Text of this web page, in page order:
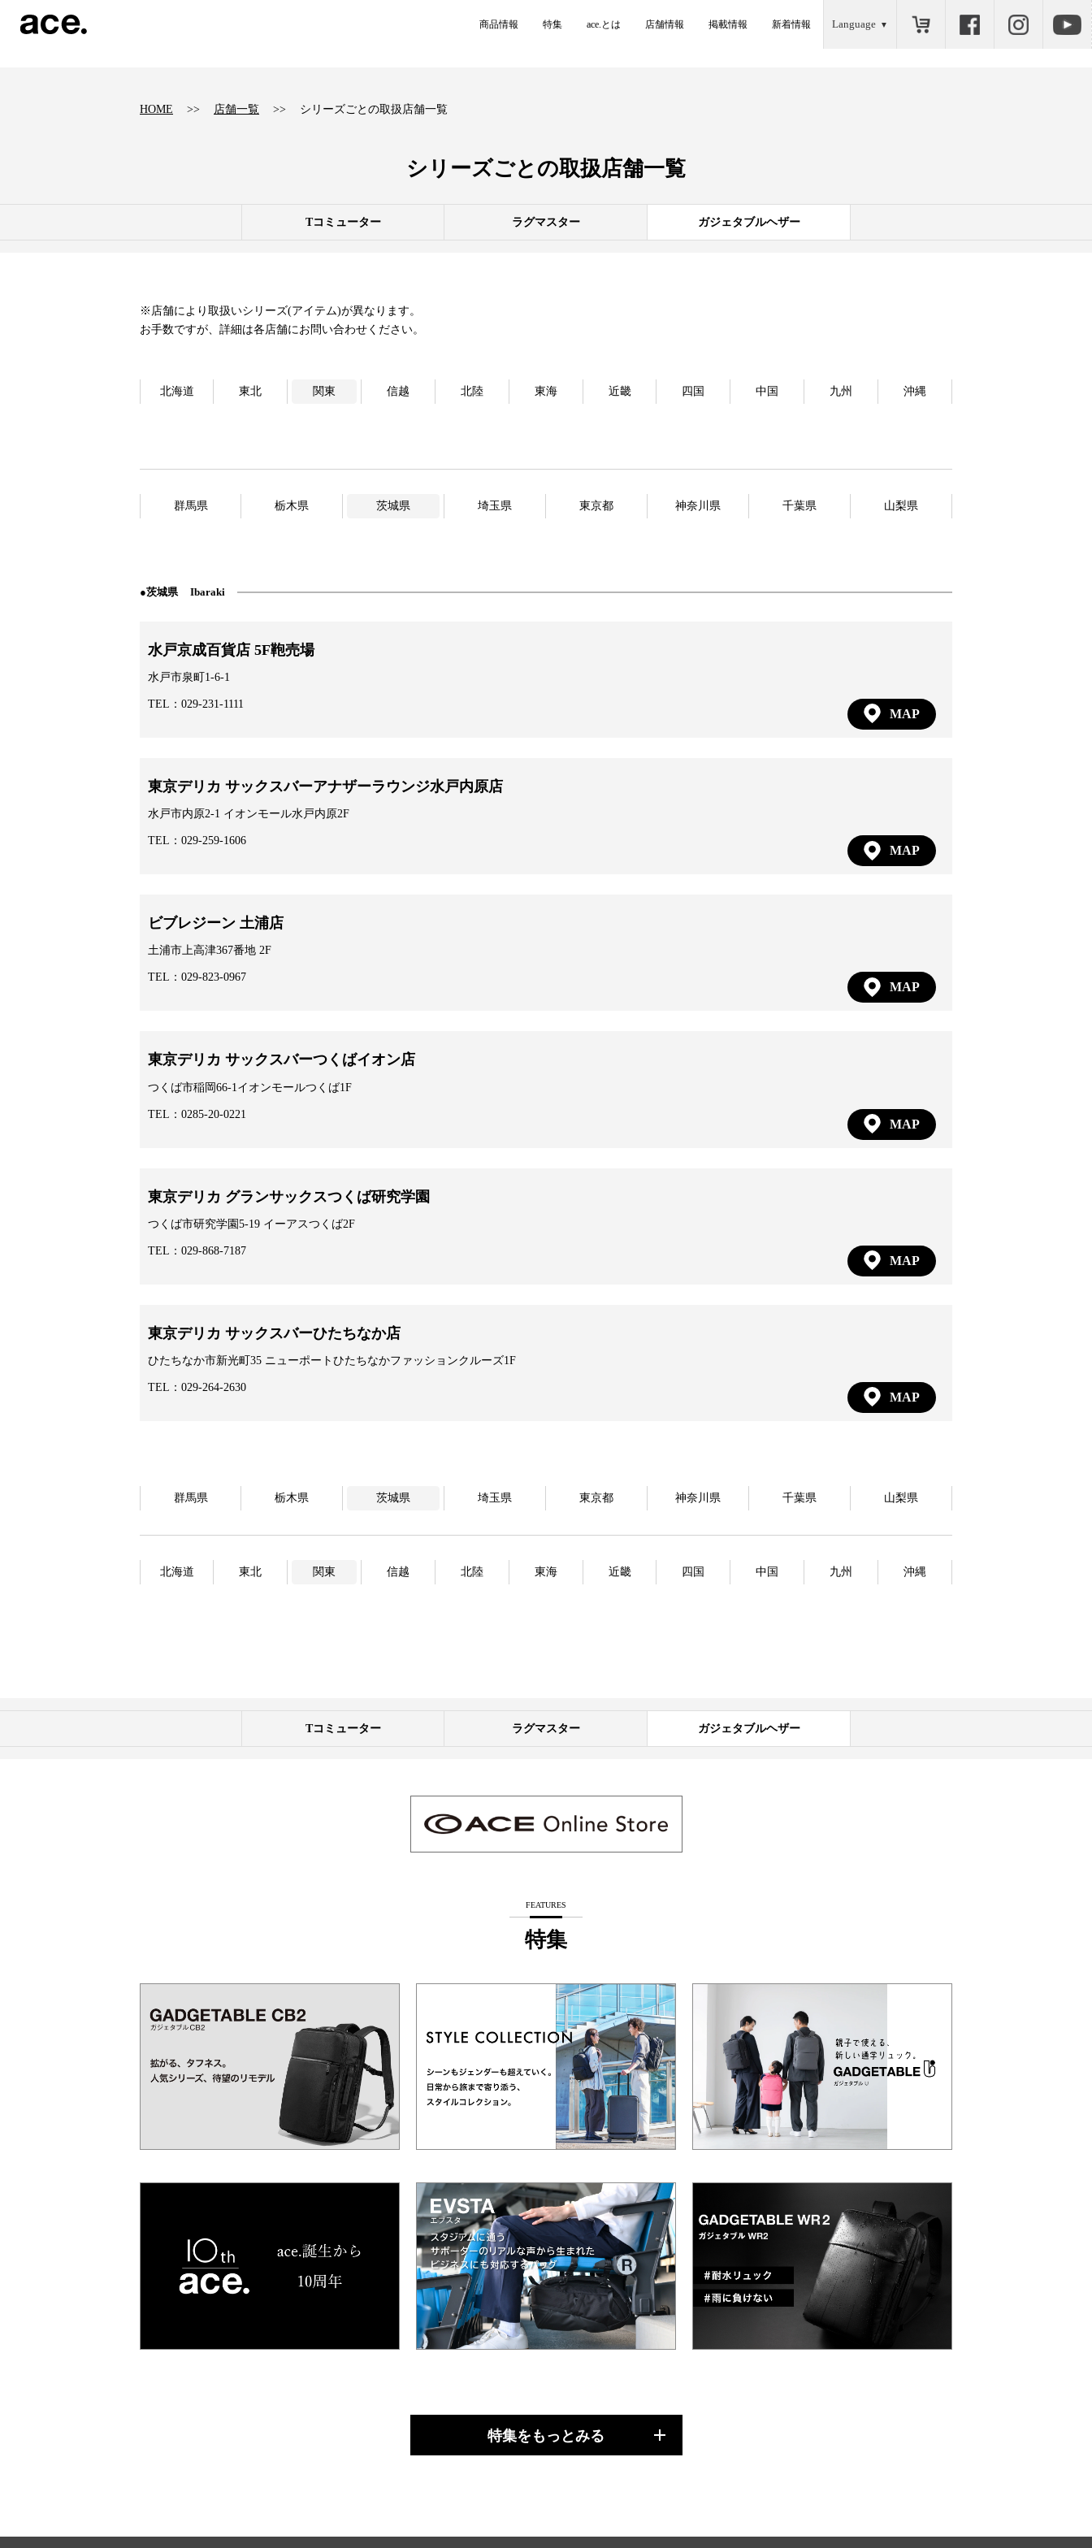
商品情報 特集 ace.とは 店舗情報 掲載情報 新着情報 Language
HOME 店舗一覧 シリーズごとの取扱店舗一覧
シリーズごとの取扱店舗一覧
Tコミューター ラグマスター ガジェタブルヘザー
※店舗により取扱いシリーズ(アイテム)が異なります。
お手数ですが、詳細は各店舗にお問い合わせください。
北海道 東北 関東 信越 北陸 東海 近畿 四国 中国 九州 沖縄
群馬県 栃木県 茨城県 埼玉県 東京都 神奈川県 千葉県 山梨県
茨城県 Ibaraki
水戸京成百貨店 5F鞄売場
水戸市泉町1-6-1
TEL：029-231-1111
MAP
東京デリカ サックスバーアナザーラウンジ水戸内原店
水戸市内原2-1 イオンモール水戸内原2F
TEL：029-259-1606
MAP
ビブレジーン 土浦店
土浦市上高津367番地 2F
TEL：029-823-0967
MAP
東京デリカ サックスバーつくばイオン店
つくば市稲岡66-1イオンモールつくば1F
TEL：0285-20-0221
MAP
東京デリカ グランサックスつくば研究学園
つくば市研究学園5-19 イーアスつくば2F
TEL：029-868-7187
MAP
東京デリカ サックスバーひたちなか店
ひたちなか市新光町35 ニューポートひたちなかファッションクルーズ1F
TEL：029-264-2630
MAP
群馬県 栃木県 茨城県 埼玉県 東京都 神奈川県 千葉県 山梨県
北海道 東北 関東 信越 北陸 東海 近畿 四国 中国 九州 沖縄
Tコミューター ラグマスター ガジェタブルヘザー
FEATURES
特集
特集をもっとみる